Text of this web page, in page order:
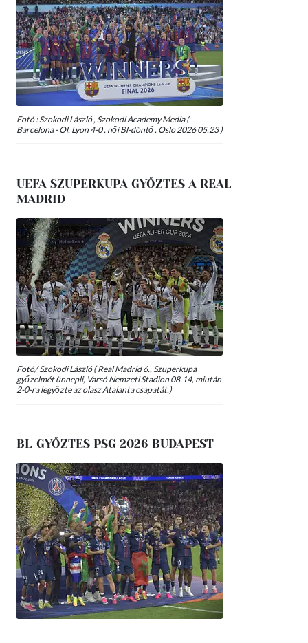
Fotó : Szokodi László , Szokodi Academy Media (
Barcelona - Ol. Lyon 4-0 , női Bl-döntő , Oslo 2026 05.23 )
UEFA SZUPERKUPA GYŐZTES A REAL
MADRID
Fotó/ Szokodi László ( Real Madrid 6., Szuperkupa
győzelmét ünnepli, Varsó Nemzeti Stadion 08.14, miután
2-0-ra legyőzte az olasz Atalanta csapatát.)
BL-GYŐZTES PSG 2026 BUDAPEST